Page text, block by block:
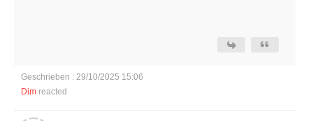
Geschrieben : 29/10/2025 15:06
Dim reacted